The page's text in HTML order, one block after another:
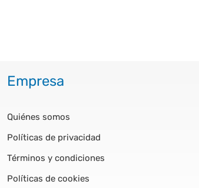
Empresa
Quiénes somos
Políticas de privacidad
Términos y condiciones
Políticas de cookies